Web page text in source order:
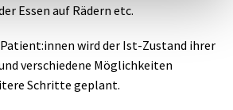
Essen auf Rädern etc.
wird der Ist-Zustand ihrer
verschiedene Möglichkeiten
Schritte geplant.